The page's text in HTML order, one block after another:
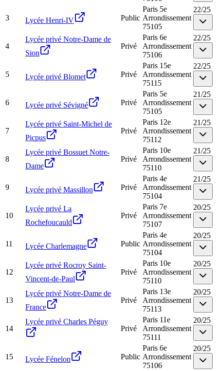
3 Lycée Henri-IV Public
Paris 5e
Arrondissement
75105
22/25
4
Lycée privé Notre-Dame de
Sion
Privé
Paris 6e
Arrondissement
75106
22/25
5 Lycée privé Blomet Privé
Paris 15e
Arrondissement
75115
22/25
6 Lycée privé Sévigné Privé
Paris 5e
Arrondissement
75105
21/25
7
Lycée privé Saint-Michel de
Picpus
Privé
Paris 12e
Arrondissement
75112
21/25
8
Lycée privé Bossuet Notre-
Dame
Privé
Paris 10e
Arrondissement
75110
21/25
9 Lycée privé Massillon Privé
Paris 4e
Arrondissement
75104
21/25
10
Lycée privé La
Rochefoucauld
Privé
Paris 7e
Arrondissement
75107
20/25
11 Lycée Charlemagne Public
Paris 4e
Arrondissement
75104
20/25
12
Lycée privé Rocroy Saint-
Vincent-de-Paul
Privé
Paris 10e
Arrondissement
75110
20/25
13
Lycée privé Notre-Dame de
France
Privé
Paris 13e
Arrondissement
75113
20/25
14
Lycée privé Charles Péguy
Privé
Paris 11e
Arrondissement
75111
20/25
15 Lycée Fénelon Public
Paris 6e
Arrondissement
75106
20/25